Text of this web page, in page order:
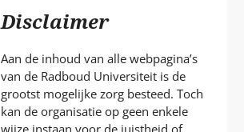
Disclaimer
Aan de inhoud van alle webpagina’s
van de Radboud Universiteit is de
grootst mogelijke zorg besteed. Toch
kan de organisatie op geen enkele
wijze instaan voor de juistheid of